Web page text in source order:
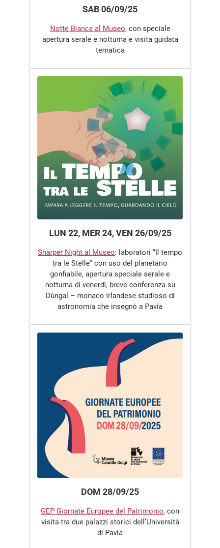
SAB 06/09/25
Notte Bianca al Museo, con speciale
apertura serale e notturna e visita guidata
tematica
LUN 22, MER 24, VEN 26/09/25
Sharper Night al Museo: laboratori “Il tempo
tra le Stelle” con uso del planetario
gonfiabile, apertura speciale serale e
notturna di venerdì, breve conferenza su
Dùngal – monaco irlandese studioso di
astronomia che insegnò a Pavia
DOM 28/09/25
GEP Giornate Europee del Patrimonio, con
visita tra due palazzi storici dell’Università
di Pavia